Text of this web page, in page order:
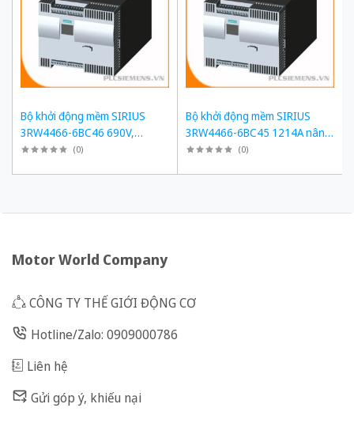
Bộ khởi động mềm SIRIUS
3RW4466-6BC46 690V,
1214A, 1200kW
(0)
Bộ khởi động mềm SIRIUS
3RW4466-6BC45 1214A nâng
cấp 3RW5558-6HA16
(0)
Motor World Company
CÔNG TY THẾ GIỚI ĐỘNG CƠ
Hotline/Zalo: 0909000786
Liên hệ
Gửi góp ý, khiếu nại